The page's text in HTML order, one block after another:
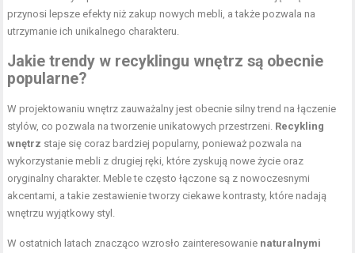
przynosi lepsze efekty niż zakup nowych mebli, a także pozwala na
utrzymanie ich unikalnego charakteru.
Jakie trendy w recyklingu wnętrz są obecnie
popularne?
W projektowaniu wnętrz zauważalny jest obecnie silny trend na łączenie
stylów, co pozwala na tworzenie unikatowych przestrzeni. Recykling
wnętrz staje się coraz bardziej popularny, ponieważ pozwala na
wykorzystanie mebli z drugiej ręki, które zyskują nowe życie oraz
oryginalny charakter. Meble te często łączone są z nowoczesnymi
akcentami, a takie zestawienie tworzy ciekawe kontrasty, które nadają
wnętrzu wyjątkowy styl.
W ostatnich latach znacząco wzrosło zainteresowanie naturalnymi